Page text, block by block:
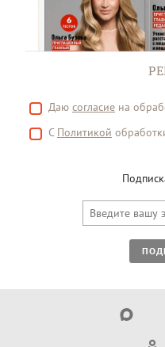
Даю согласие на
С Политикой